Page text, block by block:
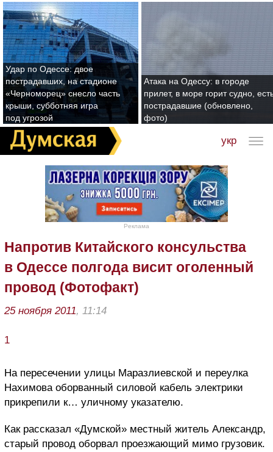
Удар по Одессе: двое
пострадавших, на стадионе
«Черноморец» снесло часть
крыши, субботняя игра
под угрозой
Атака на Одессу: в городе
прилет, в море горит судно,
пострадавшие (обновлено,
фото)
укр
Реклама
Напротив Китайского консульства
в Одессе полгода висит оголенный
провод (Фотофакт)
25 ноября 2011, 11:14
1
На пересечении улицы Маразлиевской и переулка
Нахимова оборванный силовой кабель электрики
прикрепили к… уличному указателю.
Как рассказал «Думской» местный житель Александр,
старый провод оборвал проезжающий мимо грузовик.